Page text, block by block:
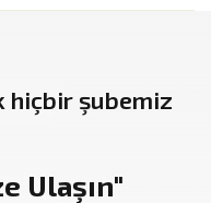
hiçbir şubemiz
Ulaşın"